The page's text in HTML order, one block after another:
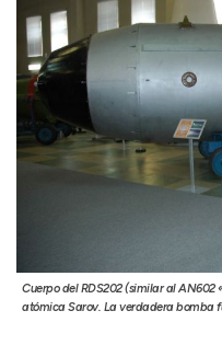
Cuerpo del RDS202 (similar al AN602
atómica Sarov. La verdadera bomba